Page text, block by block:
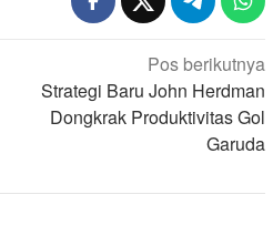
Pos berikutnya
Strategi Baru John Herdman
Dongkrak Produktivitas Gol
Garuda